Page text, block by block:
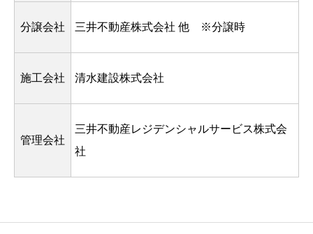
分譲会社 三井不動産株式会社 他 ※分譲時
施工会社 清水建設株式会社
管理会社
三井不動産レジデンシャルサービス株式会
社